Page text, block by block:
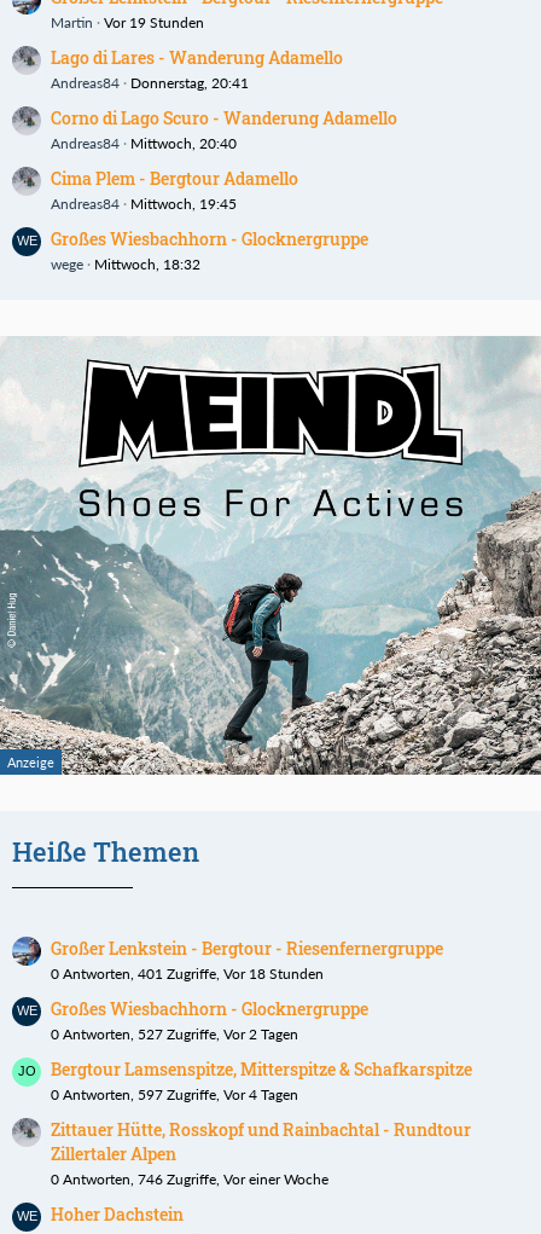
Martin Vor 19 Stunden
Lago di Lares - Wanderung Adamello
Andreas84 Donnerstag, 20:41
Corno di Lago Scuro - Wanderung Adamello
Andreas84 Mittwoch, 20:40
Cima Plem - Bergtour Adamello
Andreas84 Mittwoch, 19:45
Großes Wiesbachhorn - Glocknergruppe
wege Mittwoch, 18:32
Heiße Themen
Großer Lenkstein - Bergtour - Riesenfernergruppe
0 Antworten, 401 Zugriffe, Vor 18 Stunden
Großes Wiesbachhorn - Glocknergruppe
0 Antworten, 527 Zugriffe, Vor 2 Tagen
Bergtour Lamsenspitze, Mitterspitze & Schafkarspitze
0 Antworten, 597 Zugriffe, Vor 4 Tagen
Zittauer Hütte, Rosskopf und Rainbachtal - Rundtour
Zillertaler Alpen
0 Antworten, 746 Zugriffe, Vor einer Woche
Hoher Dachstein